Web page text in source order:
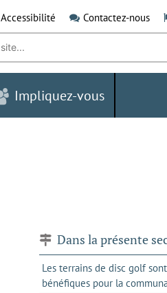
Accessibilité Contactez-nous
Impliquez-vous
Dans la présente
Les terrains de disc golf
bénéfiques pour la